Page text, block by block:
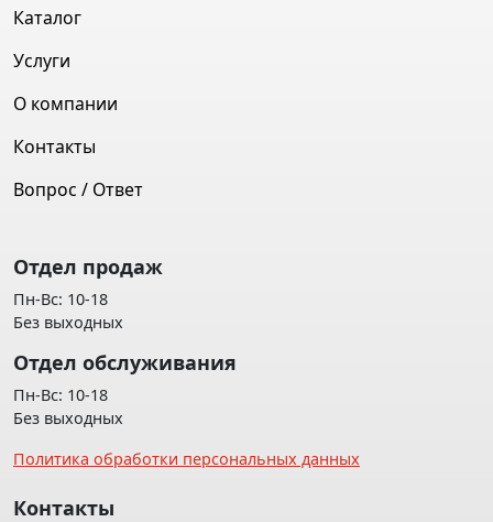
Каталог
Услуги
О компании
Контакты
Вопрос / Ответ
Отдел продаж
Пн-Вс: 10-18
Без выходных
Отдел обслуживания
Пн-Вс: 10-18
Без выходных
Политика обработки персональных данных
Контакты